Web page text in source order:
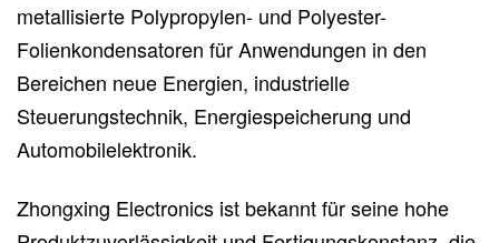
metallisierte Polypropylen- und Polyester-
Folienkondensatoren für Anwendungen in den
Bereichen neue Energien, industrielle
Steuerungstechnik, Energiespeicherung und
Automobilelektronik.
Zhongxing Electronics ist bekannt für seine hohe